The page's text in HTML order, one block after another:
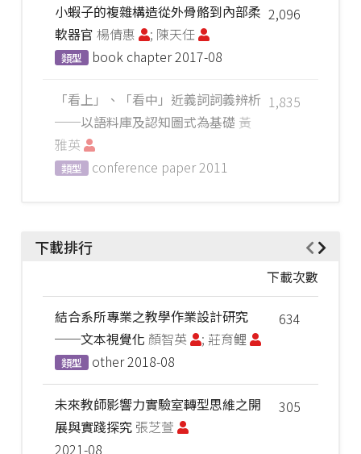
2,096
小蝦子的複雜構造從外骨骼到內部柔
軟器官 楊倩惠 ; 陳天任
類型 book chapter2017-08
1,835
「看上」、「看中」近義詞詞義辨析
──以語料庫及認知圖式為基礎 黃
雅英
類型 conference paper2011
下載排行
下載次數
634
結合系所專業之教學作業設計研究
──文本視覺化 顏智英 ; 莊育鲤
類型 other2018-08
305
未來教師影響力實驗室轉型思維之開
展與實踐探究 張芝萱
2021-08